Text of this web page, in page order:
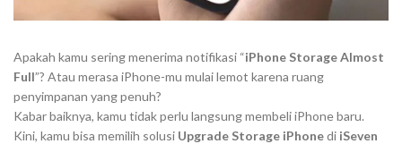
Apakah kamu sering menerima notifikasi “iPhone Storage Almost
Full”? Atau merasa iPhone-mu mulai lemot karena ruang
penyimpanan yang penuh?
Kabar baiknya, kamu tidak perlu langsung membeli iPhone baru.
Kini, kamu bisa memilih solusi Upgrade Storage iPhonedi iSeven